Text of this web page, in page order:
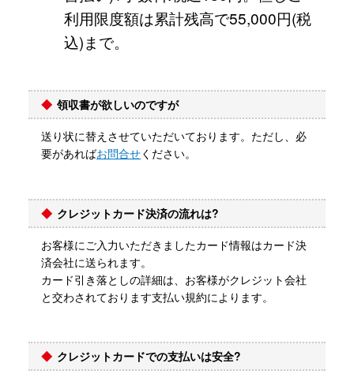
利用限度額は累計残高で55,000円(税
込)まで。
領収書が欲しいのですが
送り状に替えさせていただいております。ただし、必
要があればお問合せください。
クレジットカード決済の流れは?
お客様にご入力いただきましたカード情報はカード決
済会社に送られます。
カード引き落としの詳細は、お客様がクレジット会社
と交わされております支払い規約によります。
クレジットカードでの支払いは安全?